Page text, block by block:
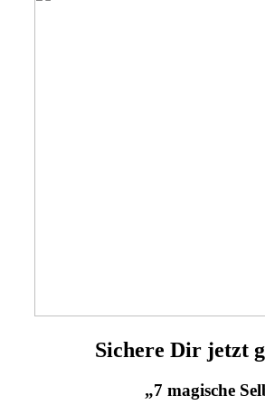
Sichere Dir jetzt
„7 magische